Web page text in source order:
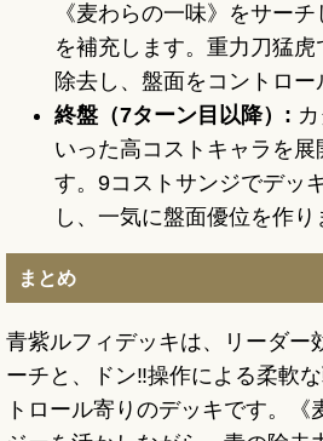
《麦わらの一味》をサー
を補充します。重力刀猛
除去し、盤面をコントロー
終盤（7ターン目以降）:
いった高コストキャラを展
す。9コストサンジでデッ
し、一気に盤面優位を作り
まとめ
青紫ルフィデッキは、リーダー
ーチと、ドン‼操作による柔軟
トロール寄りのデッキです。《